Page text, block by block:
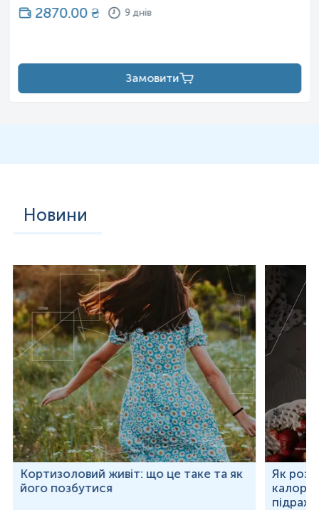
2870.00₴ 9 днів
Замовити
Новини
Кортизоловий живіт: що це таке та як
його позбутися
Як